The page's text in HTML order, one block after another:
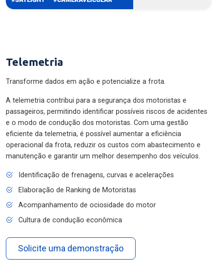
Telemetria
Transforme dados em ação e potencialize a frota.
A telemetria contribui para a segurança dos motoristas e
passageiros, permitindo identificar possíveis riscos de acidentes
e o modo de condução dos motoristas. Com uma gestão
eficiente da telemetria, é possível aumentar a eficiência
operacional da frota, reduzir os custos com abastecimento e
manutenção e garantir um melhor desempenho dos veículos.
Identificação de frenagens, curvas e acelerações
Elaboração de Ranking de Motoristas
Acompanhamento de ociosidade do motor
Cultura de condução econômica
Solicite uma demonstração